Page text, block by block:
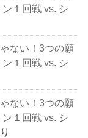
１回戦 vs. シ
ない！3つの願
１回戦 vs. シ
ない！3つの願
１回戦 vs. シ